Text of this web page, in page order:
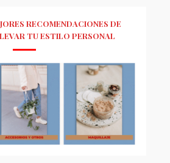
RECOMENDACIONES DE
TU ESTILO PERSONAL